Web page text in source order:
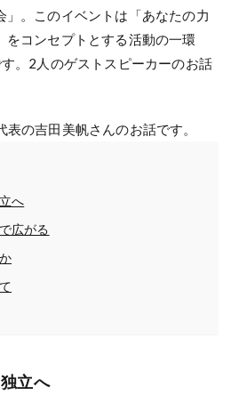
。このイベントは「あなたの力
をコンセプトとする活動の一環
。2人のゲストスピーカーのお話
の吉田美帆さんのお話です。
へ
広がる
立へ